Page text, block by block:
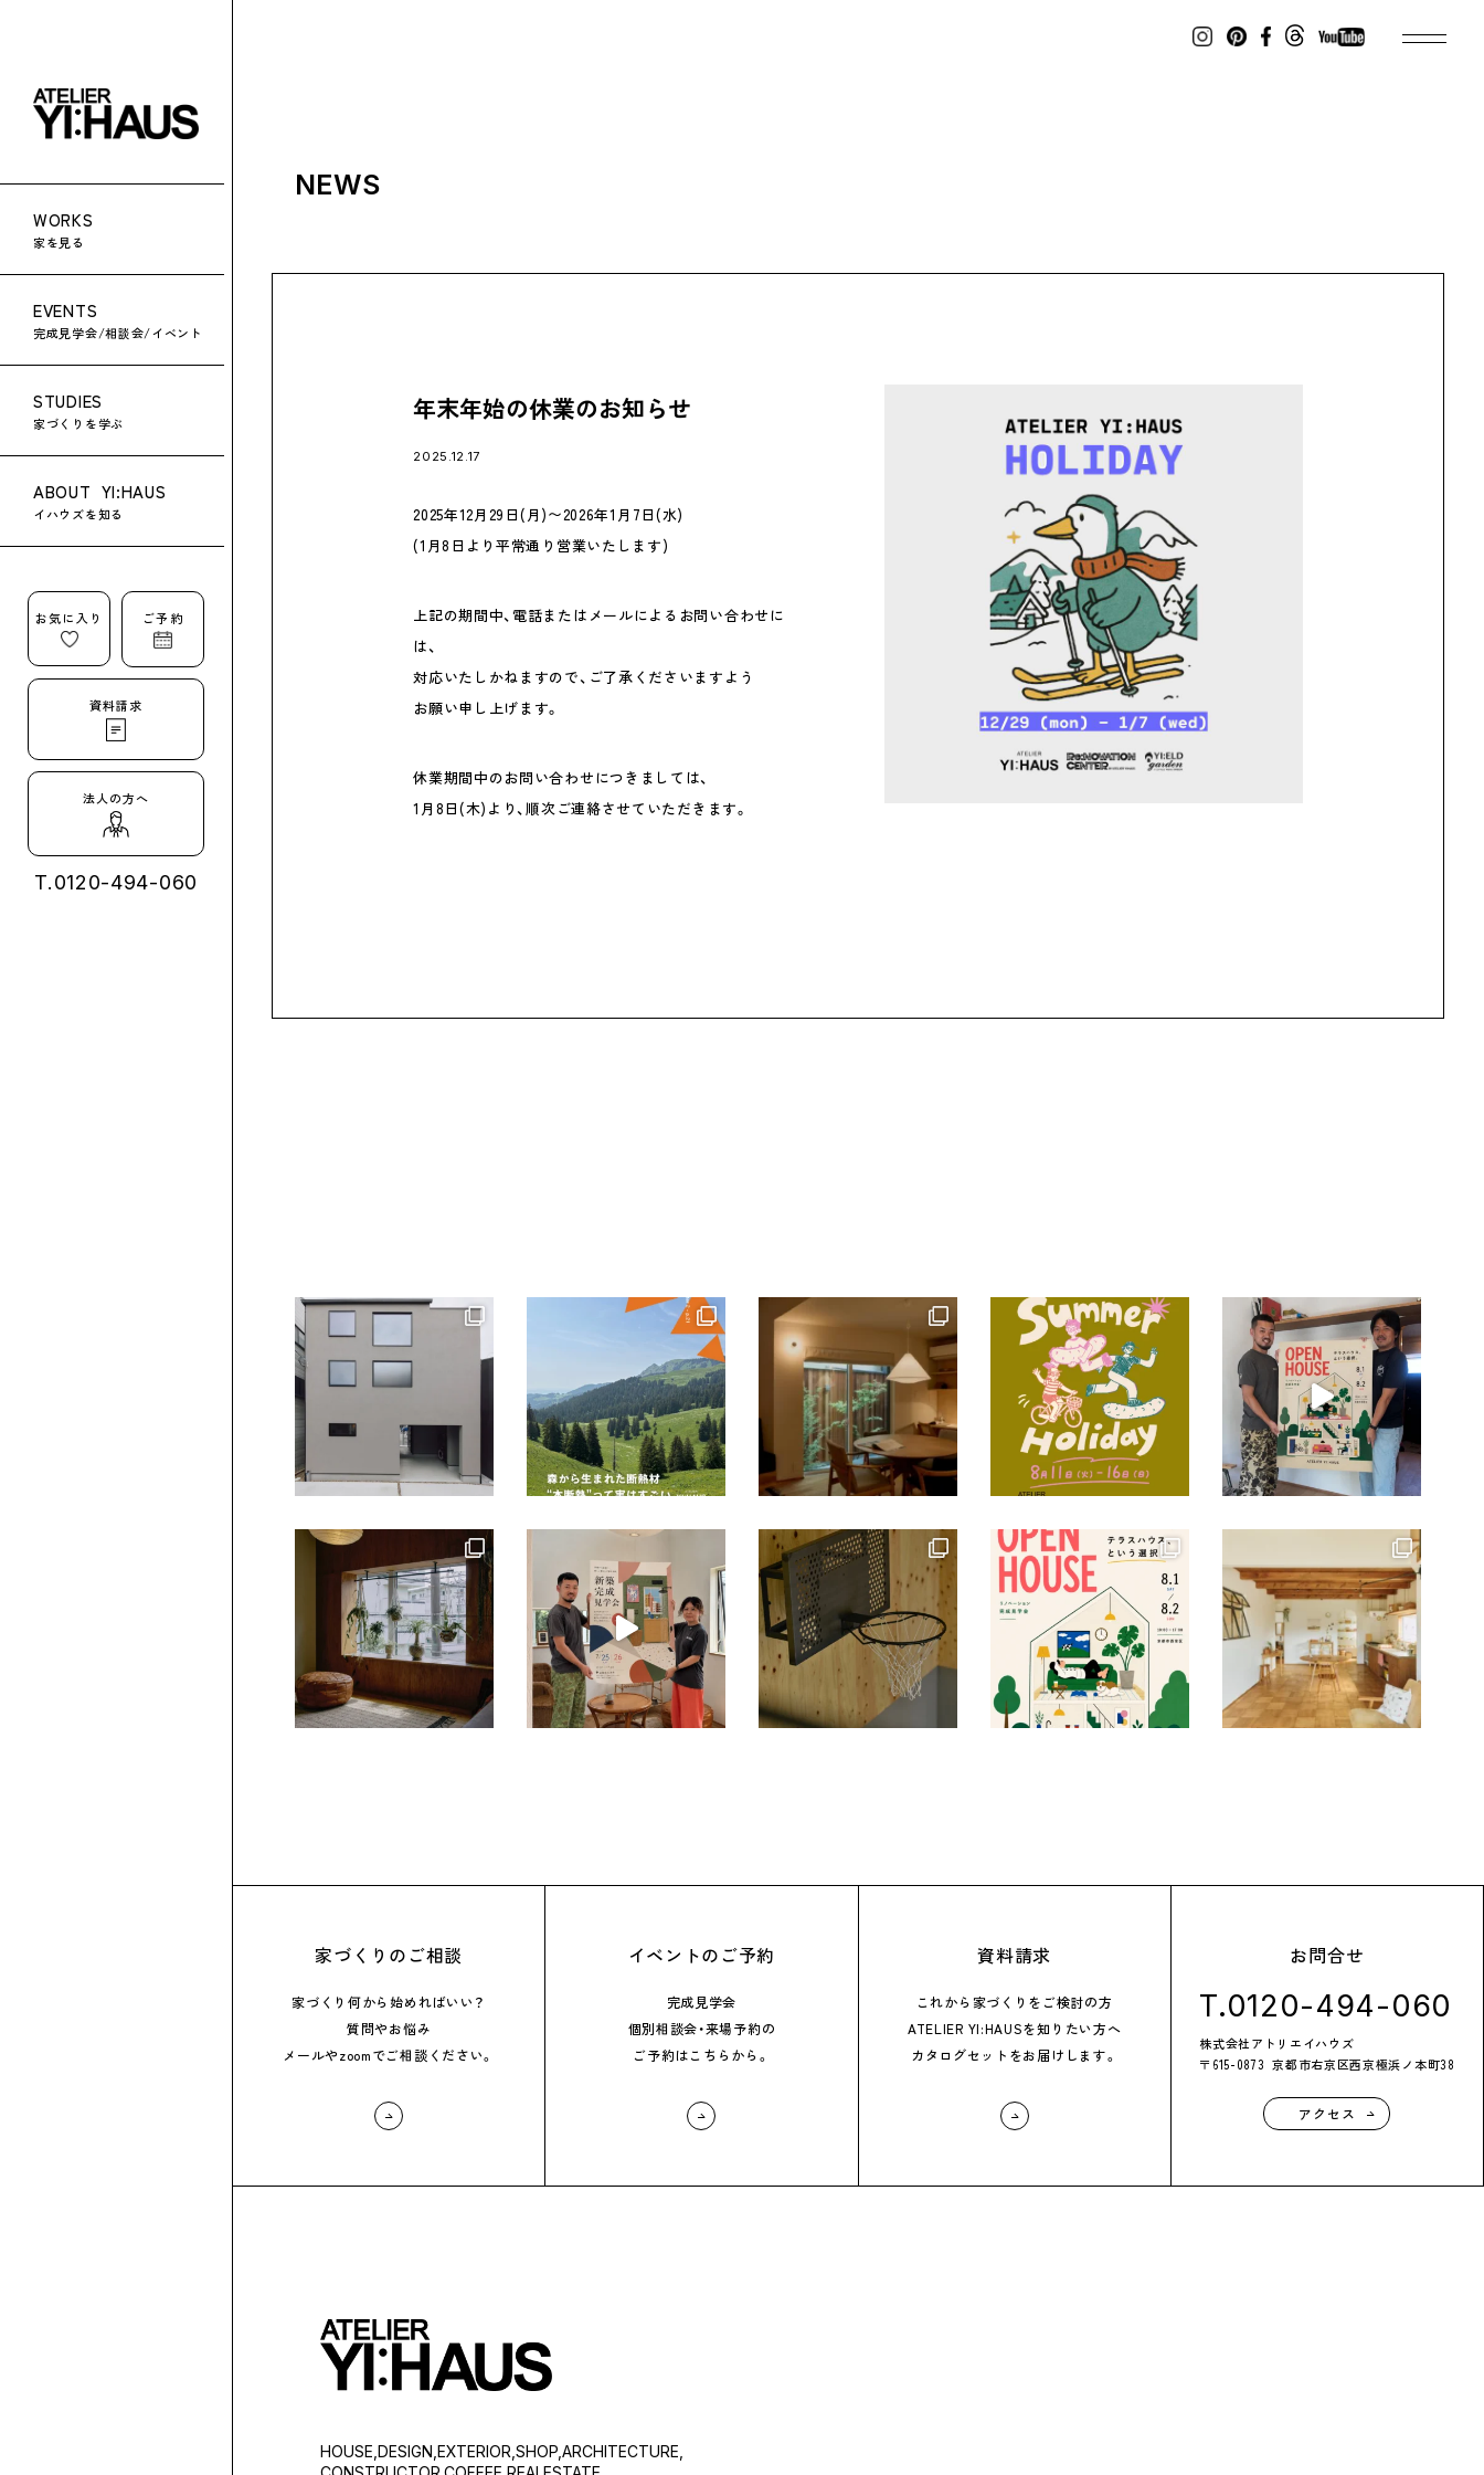
NEWS
年末年始の休業のお知らせ
2025.12.17
2025年12月29日(月)〜2026年1月7日(水)
(1月8日より平常通り営業いたします)
上記の期間中、電話またはメールによるお問い合わせに
は、
対応いたしかねますので、ご了承くださいますよう
お願い申し上げます。
休業期間中のお問い合わせにつきましては、
1月8日(木)より、順次ご連絡させていただきます。
家づくりのご相談
家づくり何から始めればいい？
質問やお悩み
メールやzoomでご相談ください。
イベントのご予約
完成見学会
個別相談会・来場予約の
ご予約はこちらから。
資料請求
これから家づくりを ご検討の方
ATELIER YI:HAUSを知りたい方へ
カタログセットをお届けします。
お問合せ
T.0120-494-060
株式会社アトリエイハウズ
〒615-0873京都市右京区西京極浜ノ本町38
アクセス
HOUSE,DESIGN,EXTERIOR,SHOP,ARCHITECTURE,
WORKS
家を見る
EVENTS
完成見学会/相談会/イベント
STUDIES
家づくりを学ぶ
ABOUT YI:HAUS
イハウズを知る
お気に入り ご予約
資料請求
法人の方へ
T.0120-494-060